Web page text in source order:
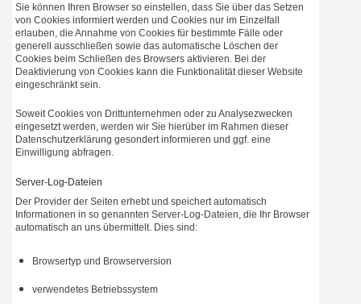
Sie können Ihren Browser so einstellen, dass Sie über das Setzen
von Cookies informiert werden und Cookies nur im Einzelfall
erlauben, die Annahme von Cookies für bestimmte Fälle oder
generell ausschließen sowie das automatische Löschen der
Cookies beim Schließen des Browsers aktivieren. Bei der
Deaktivierung von Cookies kann die Funktionalität dieser Website
eingeschränkt sein.
Soweit Cookies von Drittunternehmen oder zu Analysezwecken
eingesetzt werden, werden wir Sie hierüber im Rahmen dieser
Datenschutzerklärung gesondert informieren und ggf. eine
Einwilligung abfragen.
Server-Log-Dateien
Der Provider der Seiten erhebt und speichert automatisch
Informationen in so genannten Server-Log-Dateien, die Ihr Browser
automatisch an uns übermittelt. Dies sind:
Browsertyp und Browserversion
verwendetes Betriebssystem